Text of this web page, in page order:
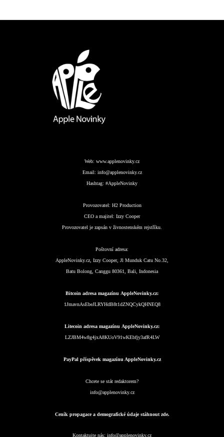
Web: www.applenovinky.cz
Email: info@applenovinky.cz
Hashtag: #AppleNovinky
Provozovatel: H2 Production
CEO a majitel: Izzy Cooper
Provozovatel je zapsán v živnostenském rejstříku.
Poštovní adresa:
AppleNovinky.cz, Izzy Cooper, Jl Munduk Catu No.32,
Batu Bolong, Canggu 80361, Bali, Indonesia
Bitcoin adresa magazínu AppleNovinky.cz:
1JmavnAsEbeJLRYHdB8t1dZNQCykQHNEQ8
Litecoin adresa magazínu AppleNovinky.cz:
LZJBM4w8g4jxA8KUoV91wKEbfjy3afR4LW
PayPal příspěvek magazínu AppleNovinky.cz
Chcete se stát redaktorem?
info@applenovinky.cz
Ceník propagace a demografické údaje stáhnout zde.
Kontaktujte nás: info@applenovinky.cz